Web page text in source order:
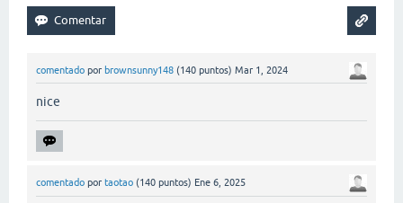
comentado por brownsunny148 (140 puntos) Mar 1, 2024
nice
comentado por taotao (140 puntos) Ene 6, 2025